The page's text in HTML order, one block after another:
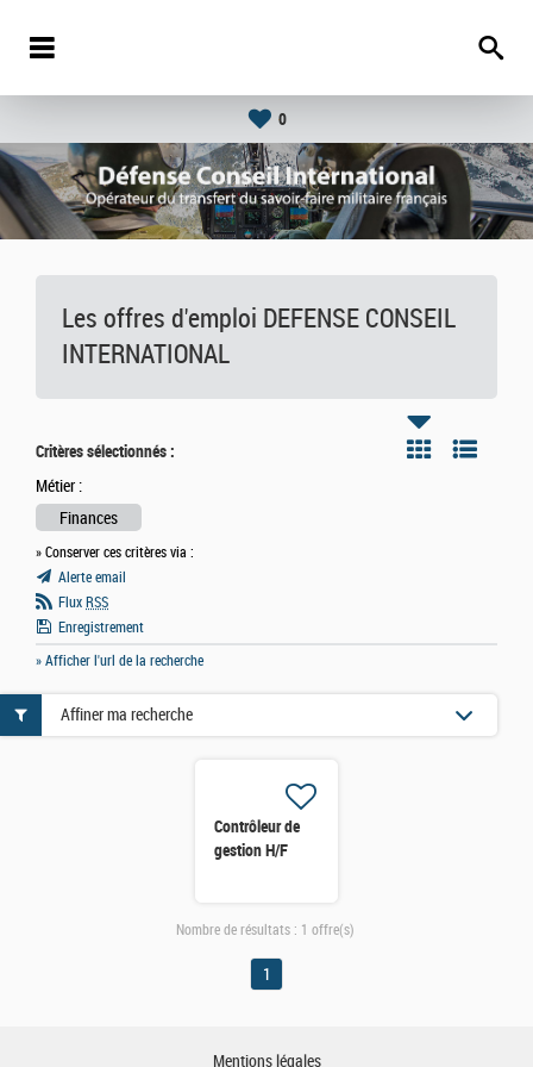
0
Les offres d'emploi DEFENSE CONSEIL
INTERNATIONAL
Critères sélectionnés :
Métier :
Finances
» Conserver ces critères via :
Alerte email
Flux RSS
Enregistrement
» Afficher l'url de la recherche
Contrôleur de
gestion H/F
Affiner ma recherche
Nombre de résultats : 1 offre(s)
1
Mentions légales